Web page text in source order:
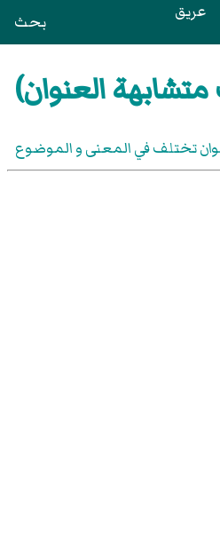
عريق بحث
متشابهة العنوان)
تختلف في المعنى و الموضوع